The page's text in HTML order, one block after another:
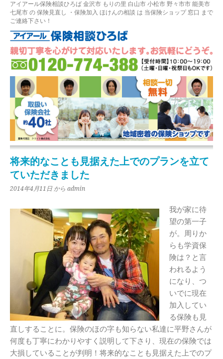
アイアール保険相談ひろば 金沢市 もりの里 白山市 小松市 野々市市 能美市
七尾市 の 保険見直し ・保険加入 ほけんの相談 は 当保険ショップ 窓口 まで
ご連絡下さい！
将来的なことも見据えた上でのプランを立て
ていただきました
2014年4月11日 から admin
我が家に待
望の第一子
が。周りか
らも学資保
険は？と言
われるよう
になり、つ
いでに現在
加入してい
る保険も見
直しすることに。保険のほの字も知らない私達に平野さんが
何度も丁寧にわかりやすく説明して下さり、現在の保険では
大損していることが判明！将来的なことも見据えた上でのプ